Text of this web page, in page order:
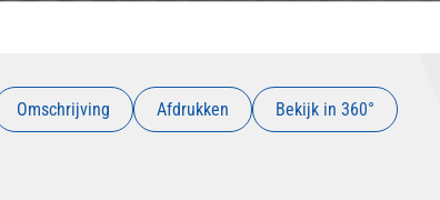
Omschrijving Afdrukken Bekijk in 360°